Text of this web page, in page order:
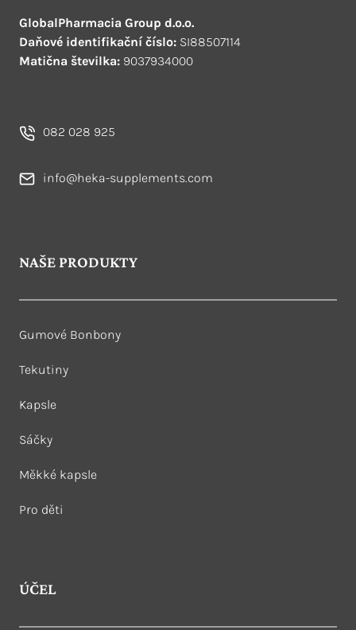
GlobalPharmacia Group d.o.o.
Daňové identifikační číslo: SI88507114
Matična številka: 9037934000
082 028 925
info@heka-supplements.com
NAŠE PRODUKTY
Gumové Bonbony
Tekutiny
Kapsle
Sáčky
Měkké kapsle
Pro děti
ÚČEL